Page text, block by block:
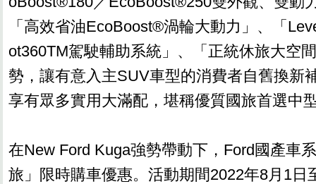
「高效省油EcoBoost®渦輪大動力」、「
ot360TM駕駛輔助系統」、「正統休旅大空
勢，讓有意入主SUV車型的消費者自舊換新
享有眾多實用大滿配，堪稱優質國旅首選中
在New Ford Kuga強勢帶動下，Ford國產車
旅」限時購車優惠。活動期間2022年8月1日